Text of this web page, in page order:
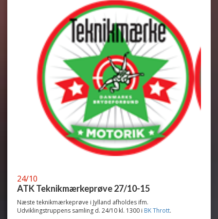
24/10
ATK Teknikmærkeprøve 27/10-15
Næste teknikmærkeprøve i Jylland afholdes ifm.
Udviklingstruppens samling d. 24/10 kl. 1300 i BK Thrott.